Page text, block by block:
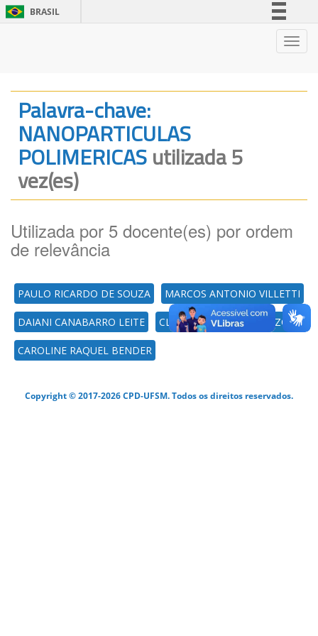
BRASIL
Palavra-chave:
NANOPARTICULAS
POLIMERICASutilizada 5
vez(es)
Utilizada por 5 docente(es) por ordem
de relevância
PAULO RICARDO DE SOUZA MARCOS ANTONIO VILLETTI
DAIANI CANABARRO LEITE CLARISSA PICCININ FRIZZO
CAROLINE RAQUEL BENDER
Copyright © 2017-2026 CPD-UFSM. Todos os direitos reservados.